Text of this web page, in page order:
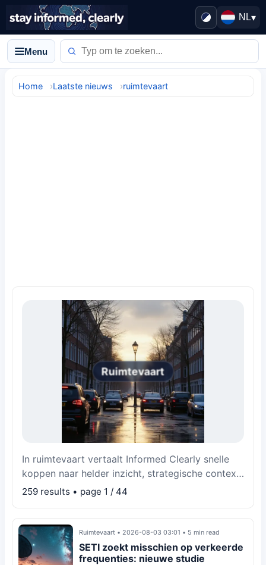
NL▾
Menu
Home Laatste nieuws ruimtevaart
Ruimtevaart
In ruimtevaart vertaalt Informed Clearly snelle
koppen naar helder inzicht, strategische context
en concrete gevolgen.
259 results • page 1 / 44
Ruimtevaart • 2026-08-03 03:01 • 5 min read
SETI zoekt misschien op verkeerde
frequenties: nieuwe studie